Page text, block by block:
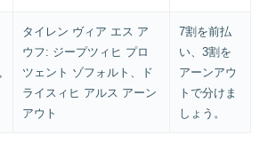
タイレン ヴィア エス ア
ウフ: ジープツィヒ プロ
ツェント ゾフォルト、ド
ライスィヒ アルス アーン
アウト
7割を前払
い、3割を
アーンアウ
トで分けま
しょう。